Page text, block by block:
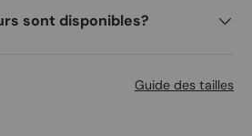
sont disponibles?
Guide des tailles